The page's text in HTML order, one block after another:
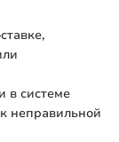
в системе
неправильной